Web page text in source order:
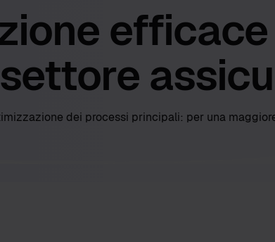
dei processi principali: per una